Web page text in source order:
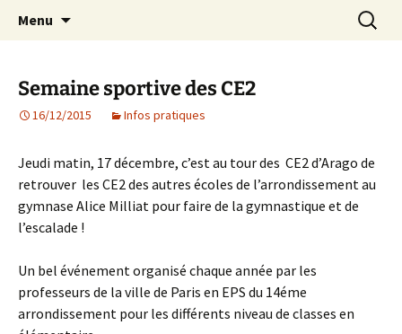
AIP Paris 14 – Association
Indépendante des Parents
d'élèves depuis 1981
Agit – s'Investit – Participe au service des
enfants du secteur scolaire Dolent-Arago-
Menu
Semaine sportive des CE2
16/12/2015 Infos pratiques
Jeudi matin, 17 décembre, c’est au tour des CE2 d’Arago de
retrouver les CE2 des autres écoles de l’arrondissement au
gymnase Alice Milliat pour faire de la gymnastique et de
l’escalade !
Un bel événement organisé chaque année par les
professeurs de la ville de Paris en EPS du 14éme
arrondissement pour les différents niveau de classes en